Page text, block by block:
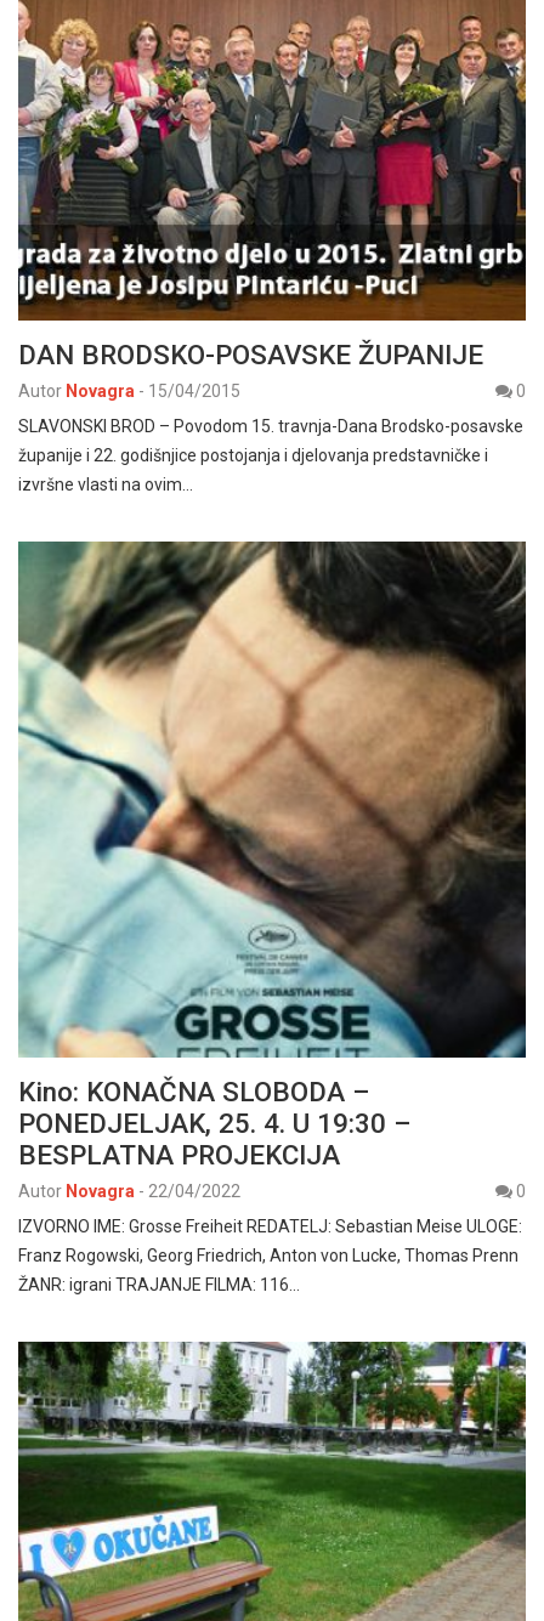
DAN BRODSKO-POSAVSKE ŽUPANIJE
Autor Novagra - 15/04/2015
0
SLAVONSKI BROD – Povodom 15. travnja-Dana Brodsko-posavske
županije i 22. godišnjice postojanja i djelovanja predstavničke i
izvršne vlasti na ovim…
Kino: KONAČNA SLOBODA –
PONEDJELJAK, 25. 4. U 19:30 –
BESPLATNA PROJEKCIJA
Autor Novagra - 22/04/2022
0
IZVORNO IME: Grosse Freiheit REDATELJ: Sebastian Meise ULOGE:
Franz Rogowski, Georg Friedrich, Anton von Lucke, Thomas Prenn
ŽANR: igrani TRAJANJE FILMA: 116…